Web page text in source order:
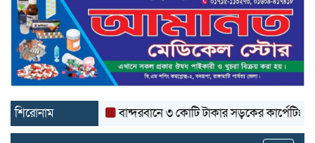
শিরোনাম বান্দরবানে ৩ কোটি টাকার সড়কের কার্পেটিং উঠে